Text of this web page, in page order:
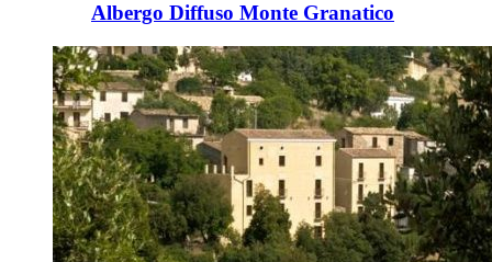
Albergo Diffuso Monte Granatico